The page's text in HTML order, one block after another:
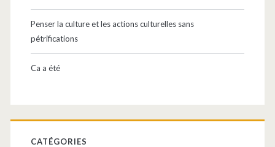
Penser la culture et les actions culturelles sans
pétrifications
Ca a été
CATÉGORIES